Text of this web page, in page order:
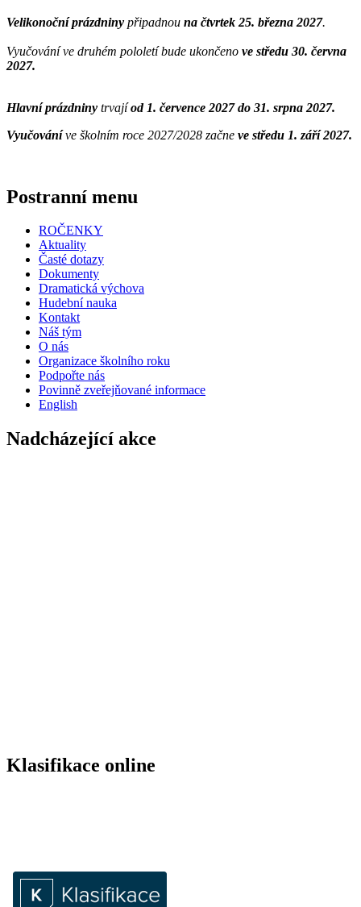
Velikonoční prázdniny připadnou na čtvrtek 25. března 2027.
Vyučování ve druhém pololetí bude ukončeno ve středu 30. června
2027.
Hlavní prázdniny trvajíod 1. července 2027 do 31. srpna 2027.
Vyučováníve školním roce 2027/2028 začne ve středu 1. září 2027.
Postranní menu
ROČENKY
Aktuality
Časté dotazy
Dokumenty
Dramatická výchova
Hudební nauka
Kontakt
Náš tým
O nás
Organizace školního roku
Podpořte nás
Povinně zveřejňované informace
English
Nadcházející akce
Klasifikace online